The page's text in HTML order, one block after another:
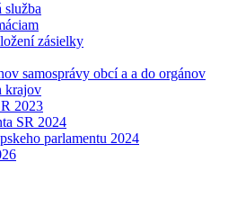
služba
zásielky
samosprávy obcí a a do orgánov
krajov
2023
SR 2024
parlamentu 2024